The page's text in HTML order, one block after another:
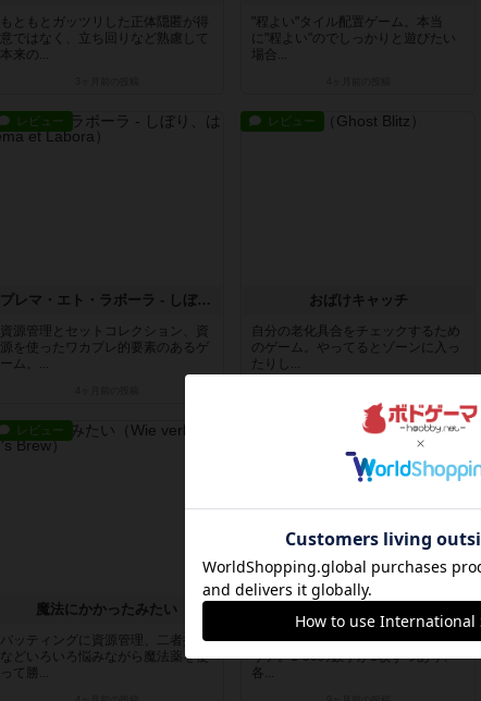
もともとガッツリした正体隠匿が得
意ではなく、立ち回りなど熟慮して
本来の...
"程よい"タイル配置ゲーム。本当
に"程よい"のでしっかりと遊びたい
場合...
レビュー
プレマ・エト・ラボーラ - しぼり、はたらけ
資源管理とセットコレクション、資
源を使ったワカプレ的要素のあるゲ
ーム。...
レビュー
おばけキャッチ
自分の老化具合をチェックするため
のゲーム。やってるとゾーンに入っ
たりし...
レビュー
魔法にかかったみたい
バッティングに資源管理、二者択一
などいろいろ悩みながら魔法薬を使
って勝...
スートも切り札もないシンプルなト
リテ。1-50の数字が1枚ずつあり、
各...